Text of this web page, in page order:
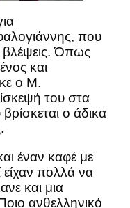
που
βλέψεις. Όπως
και
ο Μ.
του στα
ο άδικα
έναν καφέ με
πολλά να
και μια
ανθελληνικό